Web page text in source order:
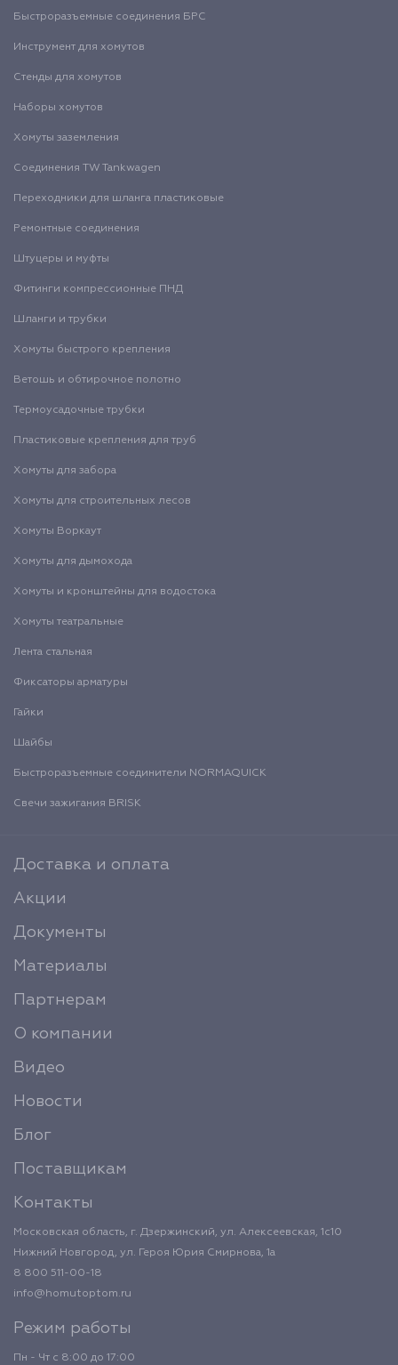
Быстроразъемные соединения БРС
Инструмент для хомутов
Стенды для хомутов
Наборы хомутов
Хомуты заземления
Соединения TW Tankwagen
Переходники для шланга пластиковые
Ремонтные соединения
Штуцеры и муфты
Фитинги компрессионные ПНД
Шланги и трубки
Хомуты быстрого крепления
Ветошь и обтирочное полотно
Термоусадочные трубки
Пластиковые крепления для труб
Хомуты для забора
Хомуты для строительных лесов
Хомуты Воркаут
Хомуты для дымохода
Хомуты и кронштейны для водостока
Хомуты театральные
Лента стальная
Фиксаторы арматуры
Гайки
Шайбы
Быстроразъемные соединители NORMAQUICK
Свечи зажигания BRISK
Доставка и оплата
Акции
Документы
Материалы
Партнерам
О компании
Видео
Новости
Блог
Поставщикам
Контакты
Московская область, г. Дзержинский, ул. Алексеевская, 1с10
Нижний Новгород, ул. Героя Юрия Смирнова, 1а
8 800 511-00-18
info@homutoptom.ru
Режим работы
Пн - Чт с 8:00 до 17:00